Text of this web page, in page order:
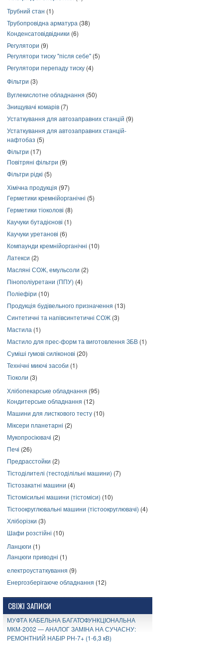
Трубний стан (1)
Трубопровідна арматура (38)
Конденсатовідвідники (6)
Регулятори (9)
Регулятори тиску "після себе" (5)
Регулятори перепаду тиску (4)
Фільтри (3)
Вуглекислотне обладнання (50)
Знищувачі комарів (7)
Устаткування для автозаправних станцій (9)
Устаткування для автозаправних станцій-
нафтобаз (5)
Фільтри (17)
Повітряні фільтри (9)
Фільтри рідкі (5)
Хімічна продукція (97)
Герметики кремнійорганічні (5)
Герметики тіоколові (8)
Каучуки бутадієнові (1)
Каучуки уретанові (6)
Компаунди кремнійорганічні (10)
Латекси (2)
Масляні СОЖ, емульсоли (2)
Пінополіуретани (ППУ) (4)
Поліефіри (10)
Продукція будівельного призначення (13)
Синтетичні та напівсинтетичні СОЖ (3)
Мастила (1)
Мастило для прес-форм та виготовлення ЗБВ (1)
Суміші гумові силіконові (20)
Технічні миючі засоби (1)
Тіоколи (3)
Хлібопекарське обладнання (95)
Кондитерське обладнання (12)
Машини для листкового тесту (10)
Міксери планетарні (2)
Мукопросіювачі (2)
Печі (26)
Предрасстойки (2)
Тістоділителі (тестоділільні машини) (7)
Тістозакатні машини (4)
Тістомісильні машини (тістоміси) (10)
Тістоокруглювальні машини (тістоокруглювачі) (4)
Хліборізки (3)
Шафи розстійні (10)
Ланцюги (1)
Ланцюги приводні (1)
електроустаткування (9)
Енергозберігаюче обладнання (12)
СВІЖІ ЗАПИСИ
МУФТА КАБЕЛЬНА БАГАТОФУНКЦІОНАЛЬНА
МКМ-2002 — АНАЛОГ ЗАМІНА НА СУЧАСНУ:
РЕМОНТНИЙ НАБІР РН-7+ (1-6,3 кВ)